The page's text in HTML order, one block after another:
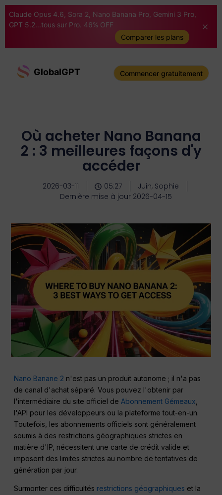
Claude Opus 4.6, Sora 2, Nano Banana Pro, Gemini 3 Pro,
GPT 5.2...tous sur Pro. 46% OFF
Comparer les plans
GlobalGPT Commencer gratuitement
Où acheter Nano Banana
2 : 3 meilleures façons d'y
accéder
2026-03-11 05:27
Juin, Sophie
Dernière mise à jour 2026-04-15
Nano Banane 2 n'est pas un produit autonome ; il n'a pas
de canal d'achat séparé. Vous pouvez l'obtenir par
l'intermédiaire du site officiel deAbonnement Gémeaux
l'API pour les développeurs ou la plateforme tout-en-un.
Toutefois, les abonnements officiels sont généralement
soumis à des restrictions géographiques strictes en
matière d'IP, nécessitent une carte de crédit valide et
imposent des limites strictes au nombre de tentatives de
génération par jour.
Surmonter ces difficultés restrictions géographiques et la